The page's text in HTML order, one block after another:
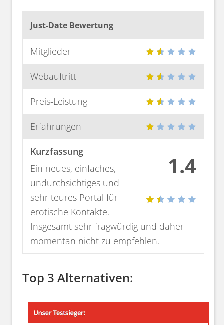
Just-Date Bewertung
Mitglieder
Webauftritt
Preis-Leistung
Erfahrungen
1.4
Kurzfassung
Ein neues, einfaches,
undurchsichtiges und
sehr teures Portal für
erotische Kontakte.
Insgesamt sehr fragwürdig und daher
momentan nicht zu empfehlen.
Top 3 Alternativen: